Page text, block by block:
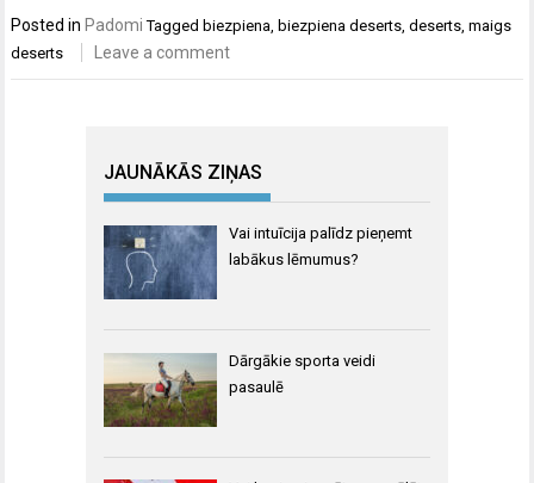
Posted in Padomi Tagged biezpiena biezpiena deserts ,deserts ,maigs
deserts
Leave a comment
JAUNĀKĀS ZIŅAS
Vai intuīcija palīdz pieņemt
labākus lēmumus?
Dārgākie sporta veidi
pasaulē